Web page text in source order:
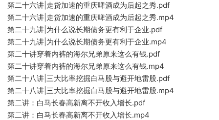
第二十六讲|走货加速的重庆啤酒成为后起之秀.pdf
第二十六讲|走货加速的重庆啤酒成为后起之秀.mp4
第二十九讲|为什么说长期债务更有利于企业.pdf
第二十九讲|为什么说长期债务更有利于企业.mp4
第二十讲穿着内裤的海尔兄弟原来这么有钱.pdf
第二十讲穿着内裤的海尔兄弟原来这么有钱.mp4
第二十八讲|三大比率挖掘白马股与避开地雷股.pdf
第二十八讲|三大比率挖掘白马股与避开地雷股.mp4
第二讲：白马长春高新离不开收入增长.pdf
第二讲：白马长春高新离不开收入增长.mp4